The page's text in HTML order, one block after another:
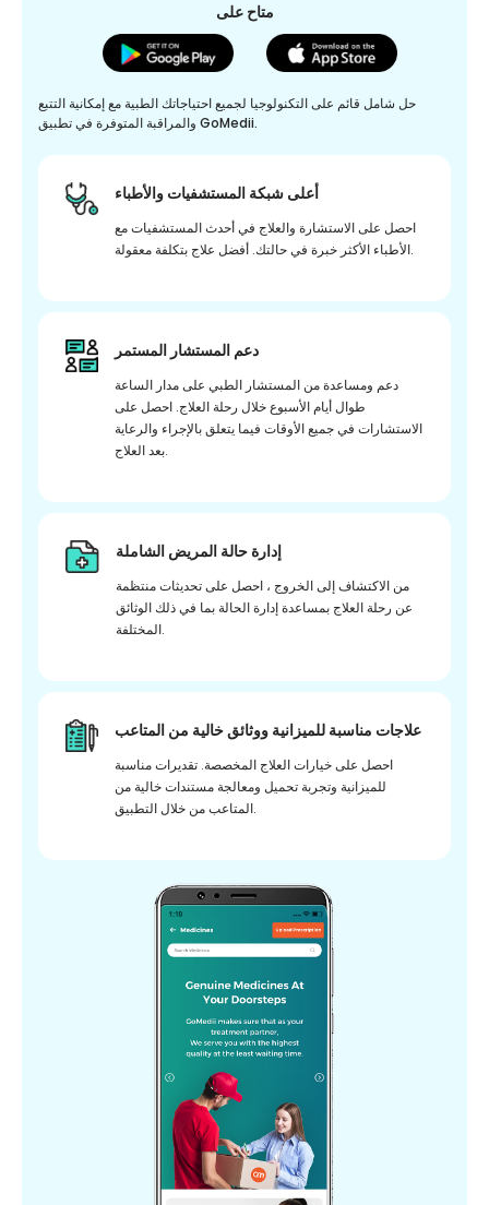
متاح على
حل شامل قائم على التكنولوجيا لجميع احتياجاتك الطبية مع إمكانية التتبع
والمراقبة المتوفرة في تطبيق GoMedii.
أعلى شبكة المستشفيات والأطباء
احصل على الاستشارة والعلاج في أحدث المستشفيات مع
الأطباء الأكثر خبرة في حالتك. أفضل علاج بتكلفة معقولة.
دعم المستشار المستمر
دعم ومساعدة من المستشار الطبي على مدار الساعة
طوال أيام الأسبوع خلال رحلة العلاج. احصل على
الاستشارات في جميع الأوقات فيما يتعلق بالإجراء والرعاية
بعد العلاج.
إدارة حالة المريض الشاملة
من الاكتشاف إلى الخروج ، احصل على تحديثات منتظمة
عن رحلة العلاج بمساعدة إدارة الحالة بما في ذلك الوثائق
المختلفة.
علاجات مناسبة للميزانية ووثائق خالية من المتاعب
احصل على خيارات العلاج المخصصة. تقديرات مناسبة
للميزانية وتجربة تحميل ومعالجة مستندات خالية من
المتاعب من خلال التطبيق.